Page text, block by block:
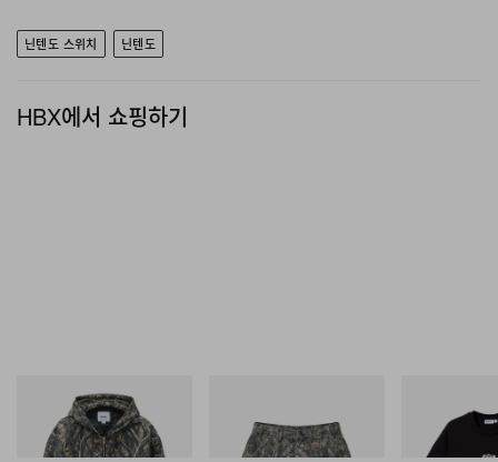
닌텐도 스위치 닌텐도
HBX에서 쇼핑하기
Butter Goods
Insulated Work Jacket
쇼핑하기
쇼핑하기
Vexed Tee
쇼핑하기